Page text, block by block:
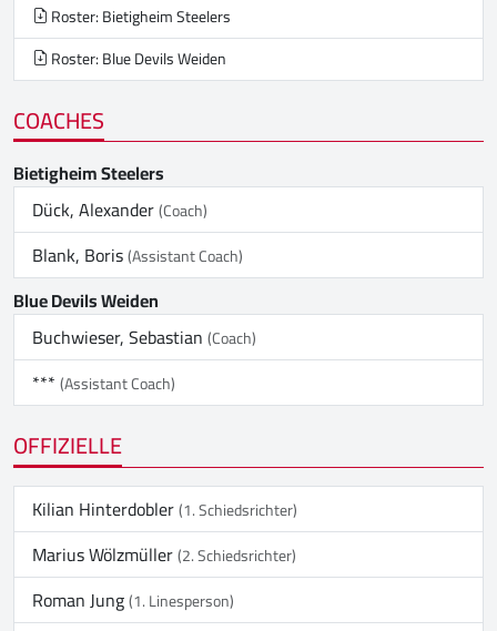
Roster: Bietigheim Steelers
Roster: Blue Devils Weiden
COACHES
Bietigheim Steelers
Dück, Alexander(Coach)
Blank, Boris(Assistant Coach)
Blue Devils Weiden
Buchwieser, Sebastian(Coach)
***(Assistant Coach)
OFFIZIELLE
Kilian Hinterdobler(1. Schiedsrichter)
Marius Wölzmüller(2. Schiedsrichter)
Roman Jung(1. Linesperson)